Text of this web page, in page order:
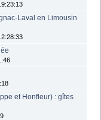
Laval en Limousin
et Honfleur) : gîtes